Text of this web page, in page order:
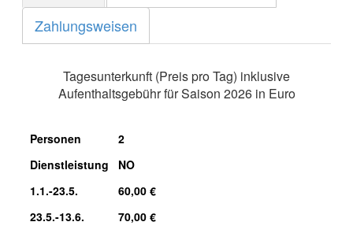
Zahlungsweisen
Tagesunterkunft (Preis pro Tag) inklusive
Aufenthaltsgebühr für Saison 2026 in Euro
Personen
2
Dienstleistung
NO
1.1.-23.5.
60,00 €
23.5.-13.6.
70,00 €